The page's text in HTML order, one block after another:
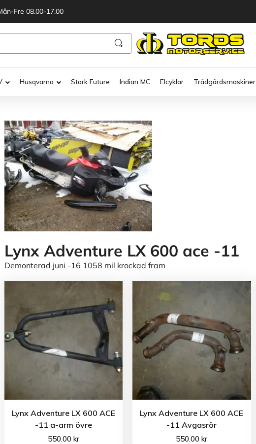
Fre 08.00-17.00
Husqvarna Stark Future Indian MC Elcyklar Trädgårdsmaskiner
Lynx Adventure LX 600 ace -11
Demonterad juni -16 1058 mil krockad fram
Lynx Adventure LX 600 ACE
-11 a-arm övre
550.00kr
Lynx Adventure LX 600 ACE
-11 Avgasrör
550.00kr